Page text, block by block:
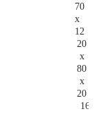
70
x
12
20
x
80
x
20